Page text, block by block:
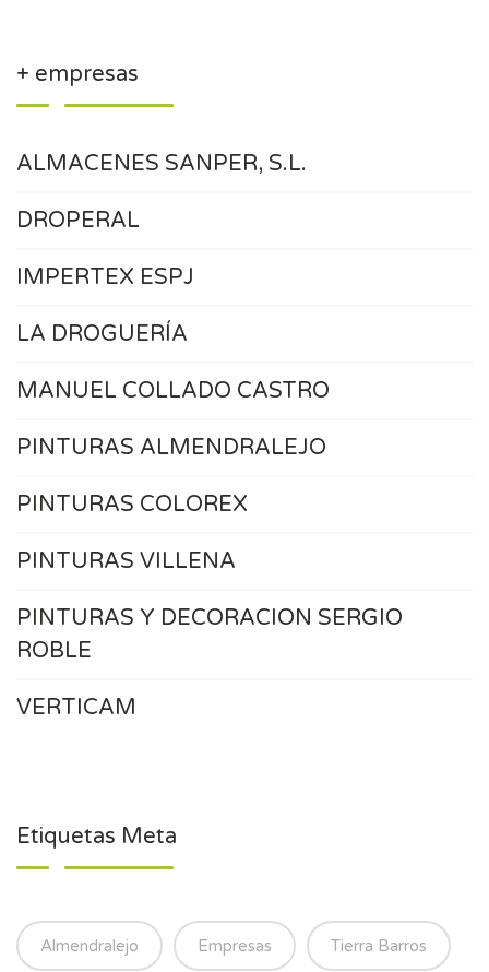
+ empresas
ALMACENES SANPER, S.L.
DROPERAL
IMPERTEX ESPJ
LA DROGUERÍA
MANUEL COLLADO CASTRO
PINTURAS ALMENDRALEJO
PINTURAS COLOREX
PINTURAS VILLENA
PINTURAS Y DECORACION SERGIO
ROBLE
VERTICAM
Etiquetas Meta
Almendralejo Empresas Tierra Barros